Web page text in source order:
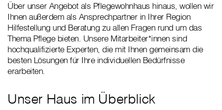
Über unser Angebot als Pflegewohnhaus hinaus, wollen wir
Ihnen außerdem als Ansprechpartner in Ihrer Region
Hilfestellung und Beratung zu allen Fragen rund um das
Thema Pflege bieten. Unsere Mitarbeiter*innen sind
hochqualifizierte Experten, die mit Ihnen gemeinsam die
besten Lösungen für Ihre individuellen Bedürfnisse
erarbeiten.
Unser Haus im Überblick